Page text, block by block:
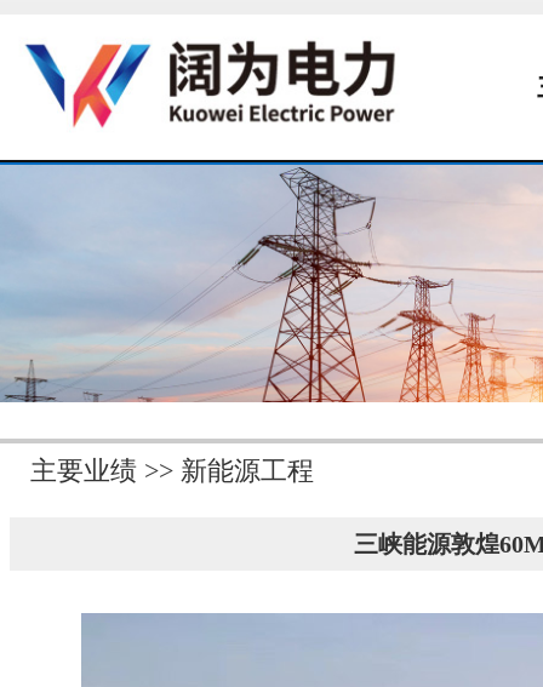
主要业绩 >> 新能源工程
三峡能源敦煌